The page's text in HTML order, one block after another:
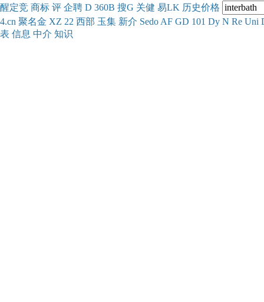
醒定竞 商标 评 企聘 D 360B 搜G 关健 易LK 历史价格
4.cn 聚名金 XZ 22 西部 玉集 新介 Sedo AF GD 101 Dy N Re Uni
表 信息 中介 知识